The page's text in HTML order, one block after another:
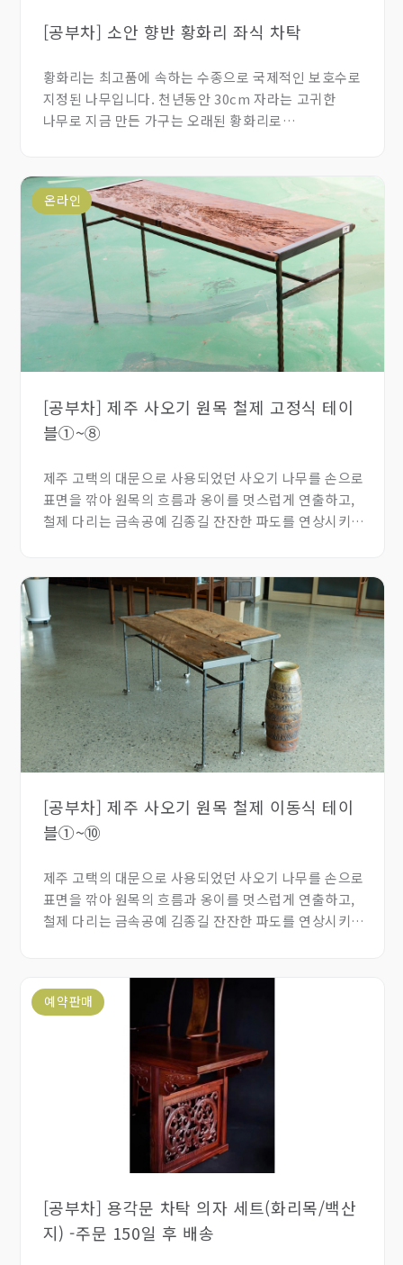
[공부차] 소안 향반 황화리 좌식 차탁
황화리는 최고품에 속하는 수종으로 국제적인 보호수로
지정된 나무입니다. 천년동안 30cm 자라는 고귀한
나무로 지금 만든 가구는 오래된 황화리로
향지목으로 부르기도 합니다.
온라인
[공부차] 제주 사오기 원목 철제 고정식 테이
블①~⑧
제주 고택의 대문으로 사용되었던 사오기 나무를 손으로
표면을 깎아 원목의 흐름과 옹이를 멋스럽게 연출하고,
철제 다리는 금속공예 김종길 잔잔한 파도를 연상시키는
[공부차] 제주 사오기 원목 철제 이동식 테이
블①~⑩
제주 고택의 대문으로 사용되었던 사오기 나무를 손으로
표면을 깎아 원목의 흐름과 옹이를 멋스럽게 연출하고,
철제 다리는 금속공예 김종길 잔잔한 파도를 연상시키는
예약판매
[공부차] 용각문 차탁 의자 세트(화리목/백산
지) -주문 150일 후 배송